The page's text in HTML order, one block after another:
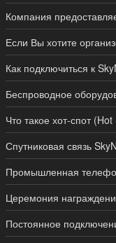
Компания
Если Вы хотите
Как подключиться к
Беспроводное
Что такое хот-спот
Спутниковая связь
Промышленная
Церемония
Постоянное